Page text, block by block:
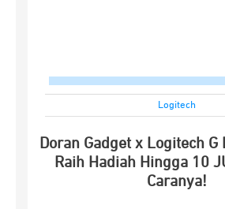
Logitech
Doran Gadget x Logitech G
Raih Hadiah Hingga 10
Caranya!